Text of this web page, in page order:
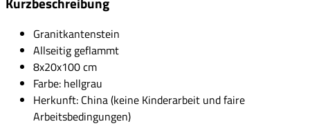
Granitkantenstein
Allseitig geflammt
8x20x100 cm
Farbe: hellgrau
Herkunft: China (keine Kinderarbeit und faire
Arbeitsbedingungen)